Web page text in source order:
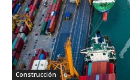
Construcción